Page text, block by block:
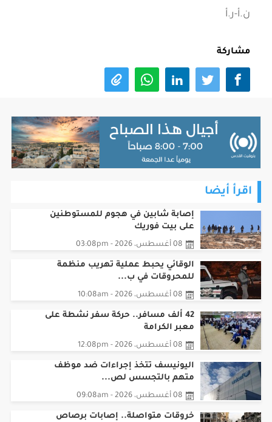
ن.أ-ر.أ
مشاركة
اقرأ أيضا
إصابة شابين في هجوم للمستوطنين
على بيت فوريك
08 أغسطس، 2026 - 03:08pm
الوقائي يحبط عملية تهريب منظمة
للمحروقات في ب...
08 أغسطس، 2026 - 10:08am
42 ألف مسافر.. حركة سفر نشطة على
معبر الكرامة
08 أغسطس، 2026 - 12:08pm
اليونيسف تتخذ إجراءات ضد موظف
متهم بالتجسس لص...
08 أغسطس، 2026 - 09:08am
خروقات متواصلة.. إصابات برصاص